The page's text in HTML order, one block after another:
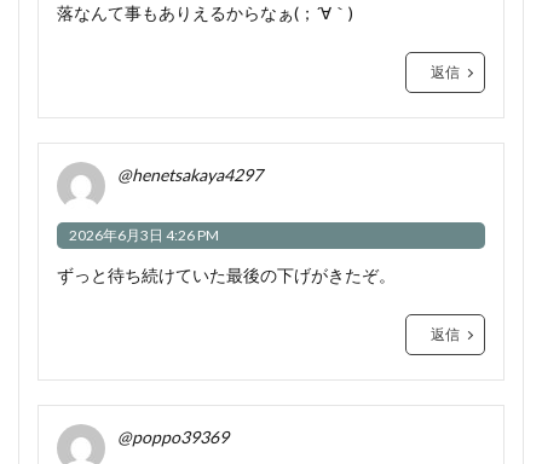
落なんて事もありえるからなぁ(；´∀｀)
返信
@henetsakaya4297
2026年6月3日 4:26 PM
ずっと待ち続けていた最後の下げがきたぞ。
返信
@poppo39369